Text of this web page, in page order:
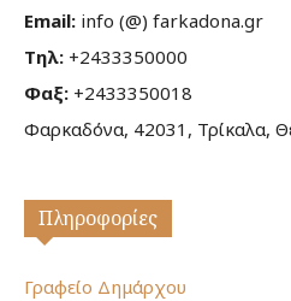
Email: info (@) farkadona.gr
Τηλ: +2433350000
Φαξ: +2433350018
Φαρκαδόνα, 42031, Τρίκαλα,
Πληροφορίες
Γραφείο Δημάρχου